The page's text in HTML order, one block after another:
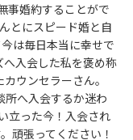
事婚約することがで
とにスピード婚と自
は毎日本当に幸せで
入会した私を褒め称
ウンセラーさん。
所へ入会するか迷わ
立った今！入会され
頑張ってください！